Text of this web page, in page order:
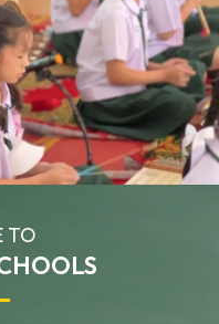
TO